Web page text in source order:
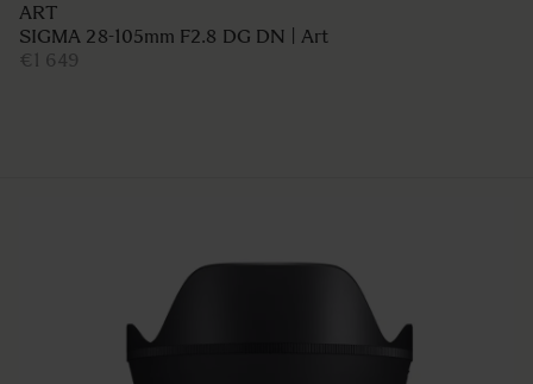
ART
SIGMA 28-105mm F2.8 DG DN | Art
€1 649